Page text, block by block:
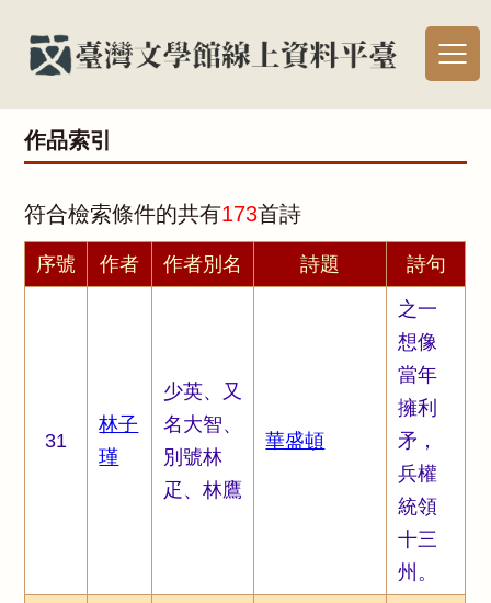
作品索引
符合檢索條件的共有173首詩
序號 作者 作者別名 詩題 詩句
31
林子
瑾
少英、又
名大智、
別號林
疋、林鷹
華盛頓
之一
想像
當年
擁利
矛，
兵權
統領
十三
州。